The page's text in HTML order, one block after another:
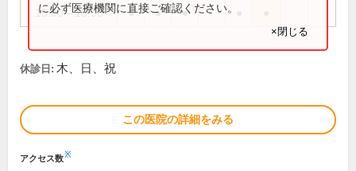
15:00～18:00 ● ● ●
に必ず医療機関に直接ご確認ください。
×閉じる
休診日: 木、日、祝
この医院の詳細をみる
アクセス数※